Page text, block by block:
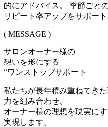
的にアドバイス。 季節ごと
リピート率アップをサポート
( MESSAGE )
サロンオーナー様の
想いを形にする
“ワンストップサポート
私たちが長年積み重ねてき
力を組み合わせ、
オーナー様の理想を現実に
実現します。